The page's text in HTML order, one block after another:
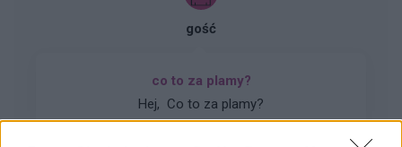
gość
co to za plamy?
Hej, Co to za plamy?